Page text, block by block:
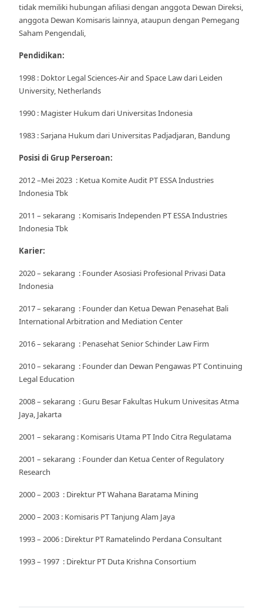
tidak memiliki hubungan aﬁliasi dengan anggota Dewan Direksi,
anggota Dewan Komisaris lainnya, ataupun dengan Pemegang
Saham Pengendali,
Pendidikan:
1998 : Doktor Legal Sciences-Air and Space Law dari Leiden
University, Netherlands
1990 : Magister Hukum dari Universitas Indonesia
1983 : Sarjana Hukum dari Universitas Padjadjaran, Bandung
Posisi di Grup Perseroan:
2012 –Mei 2023 : Ketua Komite Audit PT ESSA Industries
Indonesia Tbk
2011 – sekarang : Komisaris Independen PT ESSA Industries
Indonesia Tbk
Karier:
2020 – sekarang : Founder Asosiasi Profesional Privasi Data
Indonesia
2017 – sekarang : Founder dan Ketua Dewan Penasehat Bali
International Arbitration and Mediation Center
2016 – sekarang : Penasehat Senior Schinder Law Firm
2010 – sekarang : Founder dan Dewan Pengawas PT Continuing
Legal Education
2008 – sekarang : Guru Besar Fakultas Hukum Univesitas Atma
Jaya, Jakarta
2001 – sekarang : Komisaris Utama PT Indo Citra Regulatama
2001 – sekarang : Founder dan Ketua Center of Regulatory
Research
2000 – 2003 : Direktur PT Wahana Baratama Mining
2000 – 2003 : Komisaris PT Tanjung Alam Jaya
1993 – 2006 : Direktur PT Ramatelindo Perdana Consultant
1993 – 1997 : Direktur PT Duta Krishna Consortium